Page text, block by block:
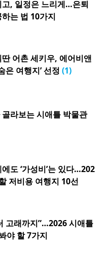
고, 일정은 느리게…은퇴
는 법 10가지
어촌 세키우, 에어비앤
은 여행지’ 선정 (1)
라보는 시애틀 박물관
도 ‘가성비’는 있다…202
저비용 여행지 10선
고래까지”…2026 시애틀
야 할 7가지